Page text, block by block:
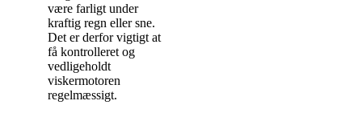
være farligt under
kraftig regn eller sne.
Det er derfor vigtigt at
få kontrolleret og
vedligeholdt
viskermotoren
regelmæssigt.